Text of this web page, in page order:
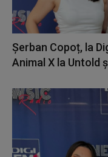
Șerban Copoț, la
Animal X la Untold